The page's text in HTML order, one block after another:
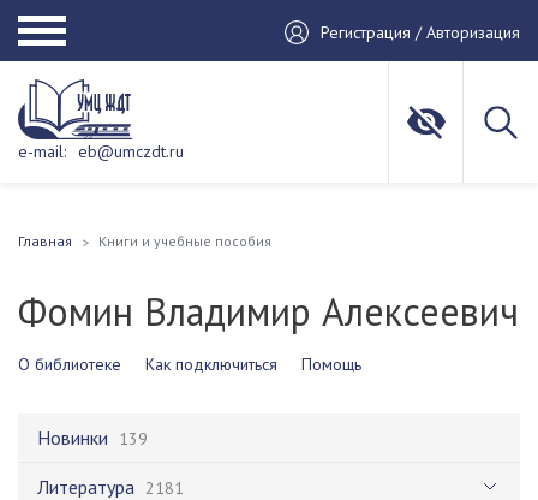
Регистрация / Авторизация
e-mail: eb@umczdt.ru
Главная Книги и учебные пособия
Фомин Владимир Алексеевич
О библиотеке Как подключиться Помощь
Новинки 139
Литература 2181